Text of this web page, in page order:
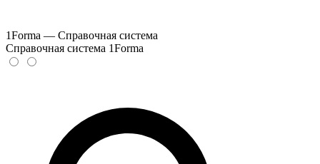
1Forma — Справочная система
Справочная система 1Forma